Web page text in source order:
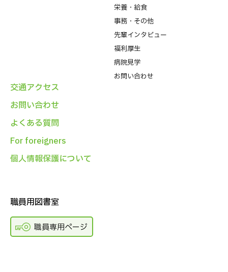
栄養・給食
事務・その他
先輩インタビュー
福利厚生
病院⾒学
お問い合わせ
交通アクセス
お問い合わせ
よくある質問
For foreigners
個人情報保護について
職員用図書室
職員専用ページ